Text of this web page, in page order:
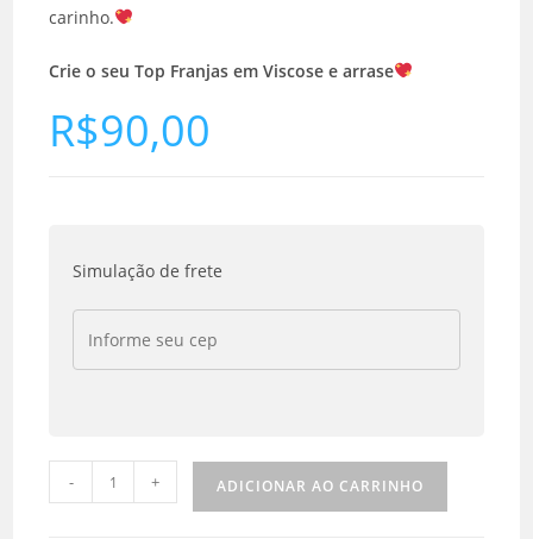
carinho.
Crie o seu Top Franjas em Viscose e arrase
R$90,00
Simulação de frete
- + ADICIONAR AO CARRINHO